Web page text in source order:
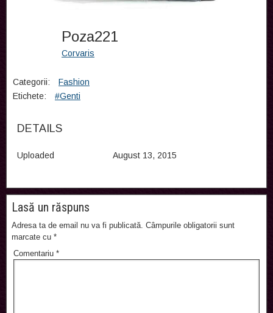
Poza221
Corvaris
Categorii:
Fashion
Etichete:
#Genti
DETAILS
Uploaded August 13, 2015
Lasă un răspuns
Adresa ta de email nu va fi publicată. Câmpurile obligatorii sunt
marcate cu *
Comentariu *